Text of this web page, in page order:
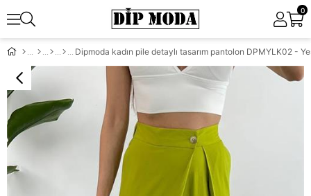
0
Dipmoda kadın pile detaylı tasarım pantolon DPMYLK02 -